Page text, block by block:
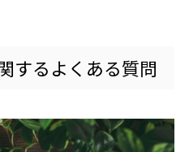
するよくある質問